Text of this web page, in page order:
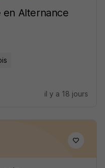
en Alternance
il y a 18 jours